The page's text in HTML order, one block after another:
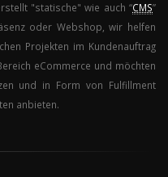
"statische" wie auch “CMS”
oder Webshop, wir helfen
Projekten im Kundenauftrag
eCommerce und möchten
und in Form von Fulfillment
anbieten.